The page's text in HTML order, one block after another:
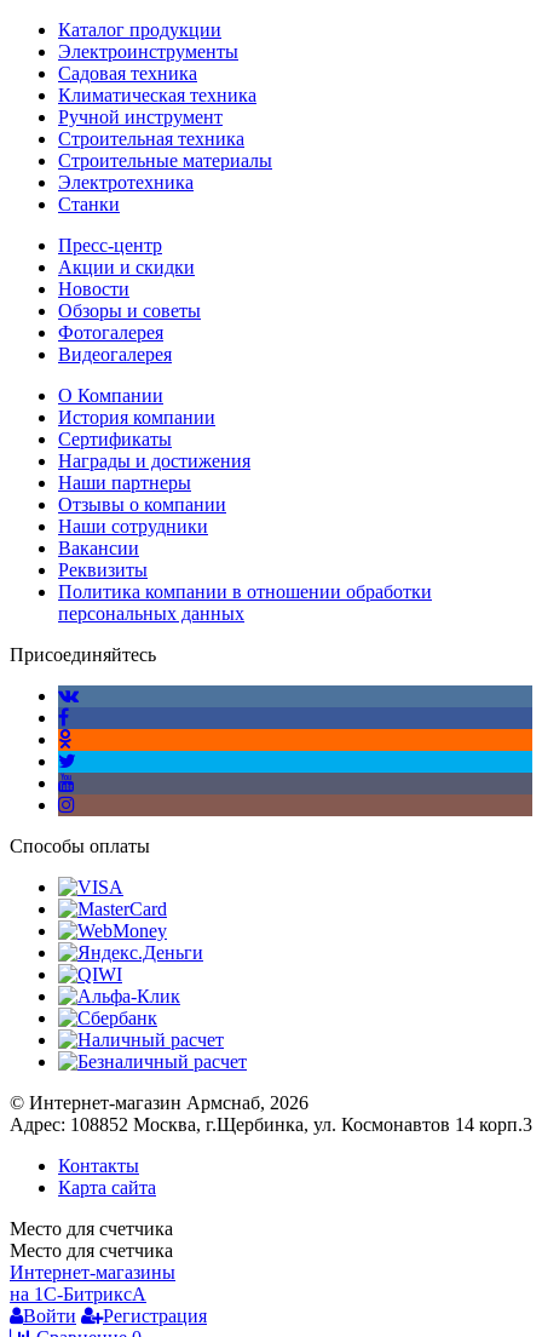
Каталог продукции
Электроинструменты
Садовая техника
Климатическая техника
Ручной инструмент
Строительная техника
Строительные материалы
Электротехника
Станки
Пресс-центр
Акции и скидки
Новости
Обзоры и советы
Фотогалерея
Видеогалерея
О Компании
История компании
Сертификаты
Награды и достижения
Наши партнеры
Отзывы о компании
Наши сотрудники
Вакансии
Реквизиты
Политика компании в отношении обработки
персональных данных
Присоединяйтесь
Способы оплаты
© Интернет-магазин Армснаб, 2026
Адрес: 108852 Москва, г.Щербинка, ул. Космонавтов 14 корп.3
Контакты
Карта сайта
Место для счетчика
Место для счетчика
Интернет-магазины
на 1С-БитриксA
Войти
Регистрация